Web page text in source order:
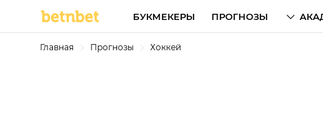
БУКМЕКЕРЫ ПРОГНОЗЫ
Главная Прогнозы Хоккей